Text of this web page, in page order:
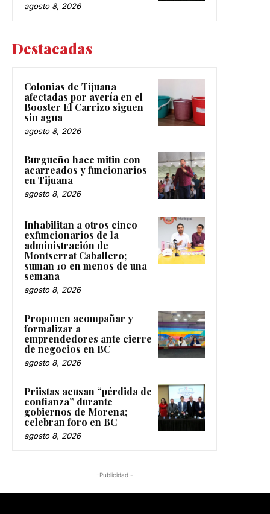
agosto 8, 2026
Destacadas
Colonias de Tijuana
afectadas por avería en el
Booster El Carrizo siguen
sin agua
agosto 8, 2026
Burgueño hace mitin con
acarreados y funcionarios
en Tijuana
agosto 8, 2026
Inhabilitan a otros cinco
exfuncionarios de la
administración de
Montserrat Caballero;
suman 10 en menos de una
semana
agosto 8, 2026
Proponen acompañar y
formalizar a
emprendedores ante cierre
de negocios en BC
agosto 8, 2026
Priistas acusan “pérdida de
confianza” durante
gobiernos de Morena;
celebran foro en BC
agosto 8, 2026
-Publicidad -